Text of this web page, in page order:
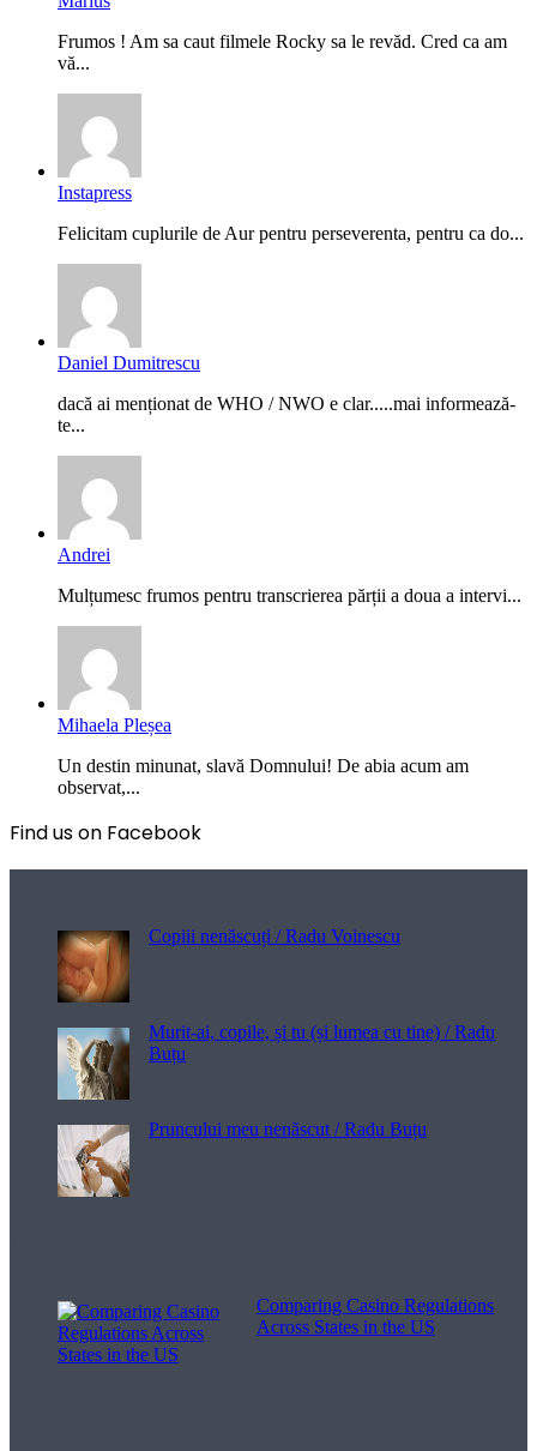
Frumos ! Am sa caut filmele Rocky sa le revăd. Cred ca am
vă...
Instapress
Felicitam cuplurile de Aur pentru perseverenta, pentru ca do...
Daniel Dumitrescu
dacă ai menționat de WHO / NWO e clar.....mai informează-
te...
Andrei
Mulțumesc frumos pentru transcrierea părții a doua a intervi...
Mihaela Pleșea
Un destin minunat, slavă Domnului! De abia acum am
observat,...
Find us on Facebook
Copiii nenăscuți / Radu Voinescu
Murit-ai, copile, și tu (și lumea cu tine) / Radu
Buțu
Pruncului meu nenăscut / Radu Buțu
Comparing Casino Regulations
Across States in the US